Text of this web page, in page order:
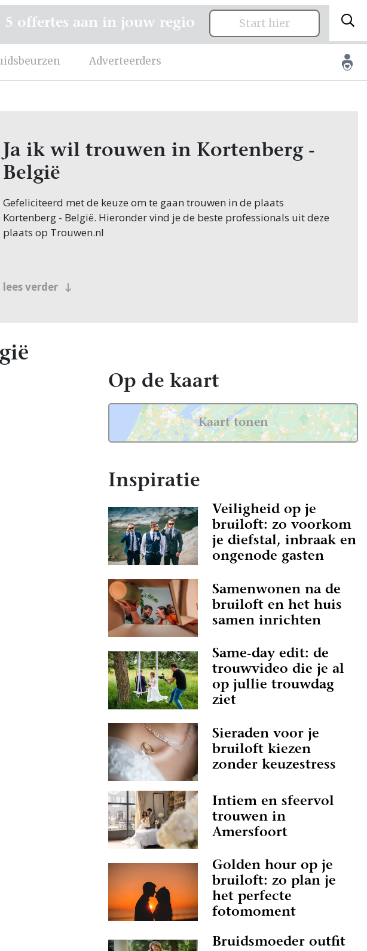
Adverteerders
5 offertes aan in jouw regio Start hier
Ja ik wil trouwen in Kortenberg -
België
Gefeliciteerd met de keuze om te gaan trouwen in de plaats
Kortenberg - België. Hieronder vind je de beste professionals uit deze
plaats op Trouwen.nl
lees verder
Op de kaart
Kaart tonen
Inspiratie
Veiligheid op je
bruiloft: zo voorkom
je diefstal, inbraak en
ongenode gasten
Samenwonen na de
bruiloft en het huis
samen inrichten
Same-day edit: de
trouwvideo die je al
op jullie trouwdag
ziet
Sieraden voor je
bruiloft kiezen
zonder keuzestress
Intiem en sfeervol
trouwen in
Amersfoort
Golden hour op je
bruiloft: zo plan je
het perfecte
fotomoment
Bruidsmoeder outfit